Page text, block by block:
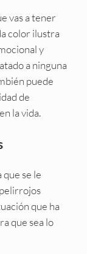
vas a tener
color ilustra
y
a ninguna
puede
de
la vida.
se le
que ha
que sea lo